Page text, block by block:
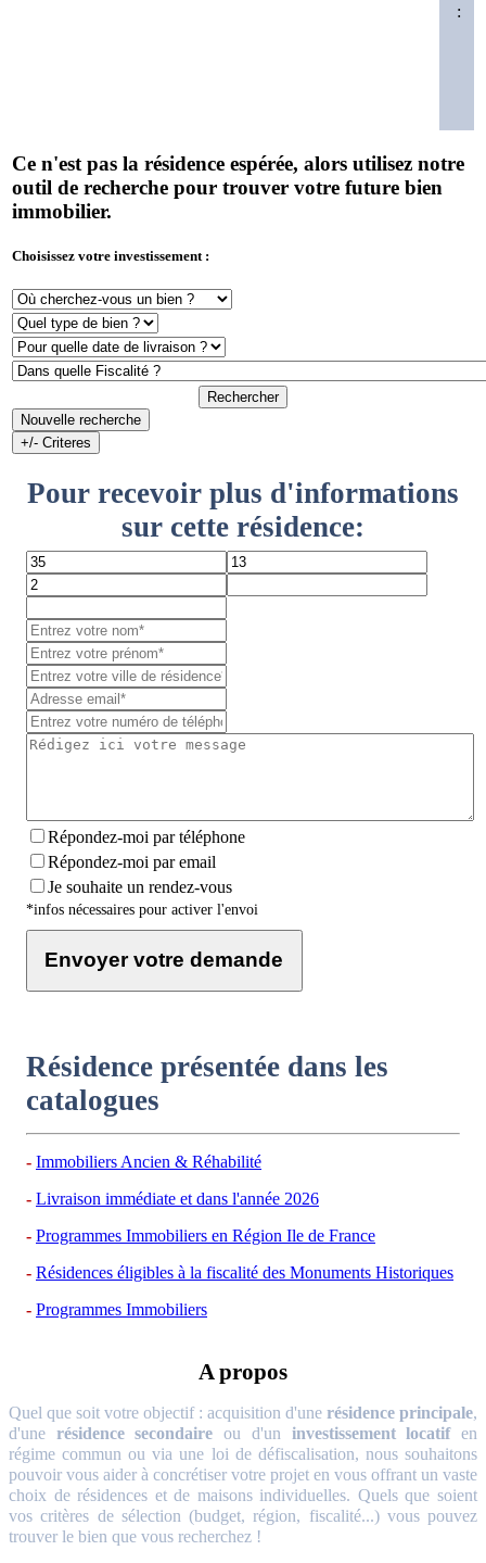
:
Ce n'est pas la résidence espérée, alors utilisez notre
outil de recherche pour trouver votre future bien
immobilier.
Choisissez votre investissement :
Rechercher
Nouvelle recherche
+/- Criteres
Pour recevoir plus d'informations
sur cette résidence:
Répondez-moi par téléphone
Répondez-moi par email
Je souhaite un rendez-vous
*infos nécessaires pour activer l'envoi
Envoyer votre demande
Résidence présentée dans les
catalogues
Immobiliers Ancien & Réhabilité
Livraison immédiate et dans l'année 2026
Programmes Immobiliers en Région Ile de France
Résidences éligibles à la fiscalité des Monuments Historiques
Programmes Immobiliers
A propos
Quel que soit votre objectif : acquisition d'une résidence principale,
d'une résidence secondaire ou d'un investissement locatifen
régime commun ou via une loi de défiscalisation, nous souhaitons
pouvoir vous aider à concrétiser votre projet en vous offrant un vaste
choix de résidences et de maisons individuelles. Quels que soient
vos critères de sélection (budget, région, fiscalité...) vous pouvez
trouver le bien que vous recherchez !